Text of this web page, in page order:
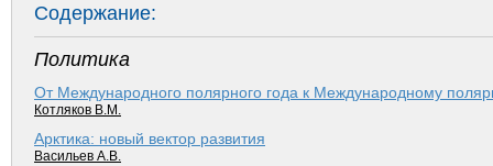
Содержание:
Политика
От Международного полярного года к Международному
Котляков В.М.
Арктика: новый вектор развития
Васильев А.В.